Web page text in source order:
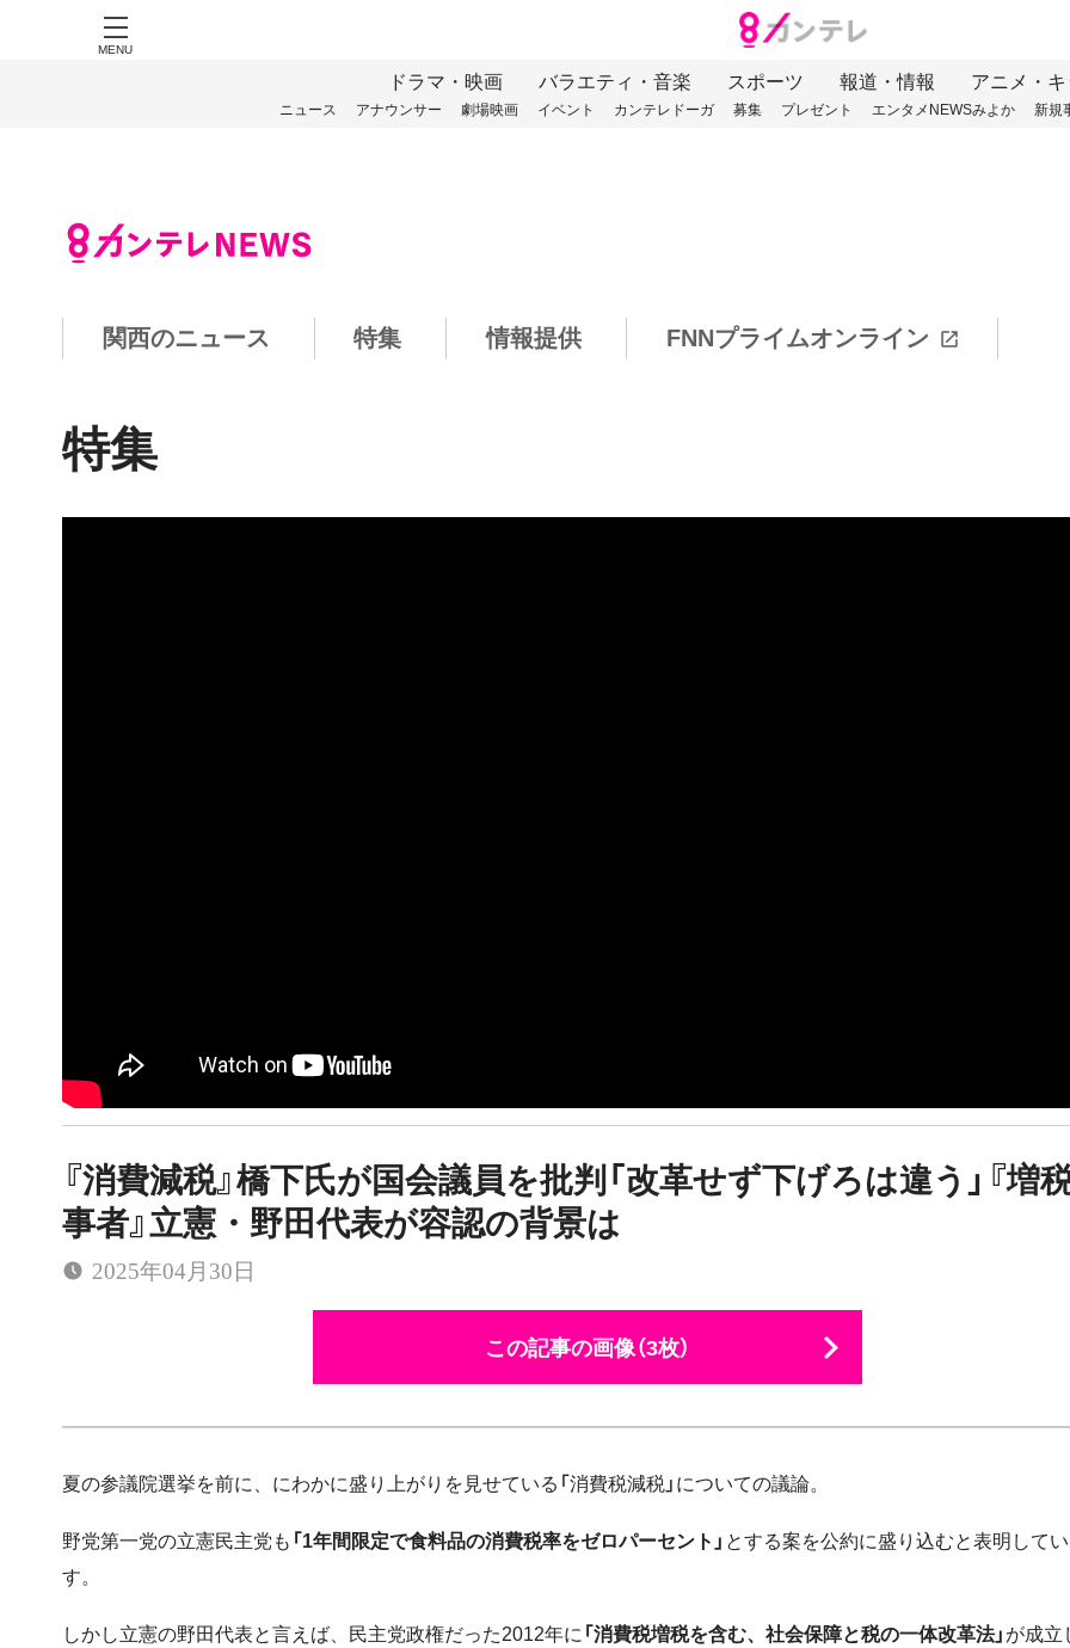
MENU
ドラマ・映画 バラエティ・音楽 スポーツ 報道・情報 アニメ・
ニュース アナウンサー 劇場映画 イベント カンテレドーガ 募集 プレゼント エンタメNEWSみよか 新規
関西のニュース 特集 情報提供 FNNプライムオンライン
特集
『消費減税』橋下氏が国会議員を批判「改革せず下げろは違う」『増
事者』立憲・野田代表が容認の背景は
2025年04月30日
この記事の画像（3枚）
夏の参議院選挙を前に、にわかに盛り上がりを見せている「消費税減税」についての議論。
野党第一党の立憲民主党も 「1年間限定で食料品の消費税率をゼロパーセント」 とする案を公約に盛り込むと表明してい
す。
しかし立憲の野田代表と言えば、民主党政権だった2012年に「消費税増税を含む、社会保障と税の一体改革法」が成立